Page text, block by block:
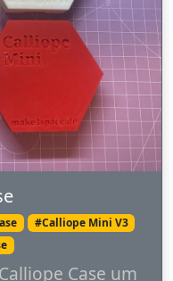
#Calliope Mini V3
Case um